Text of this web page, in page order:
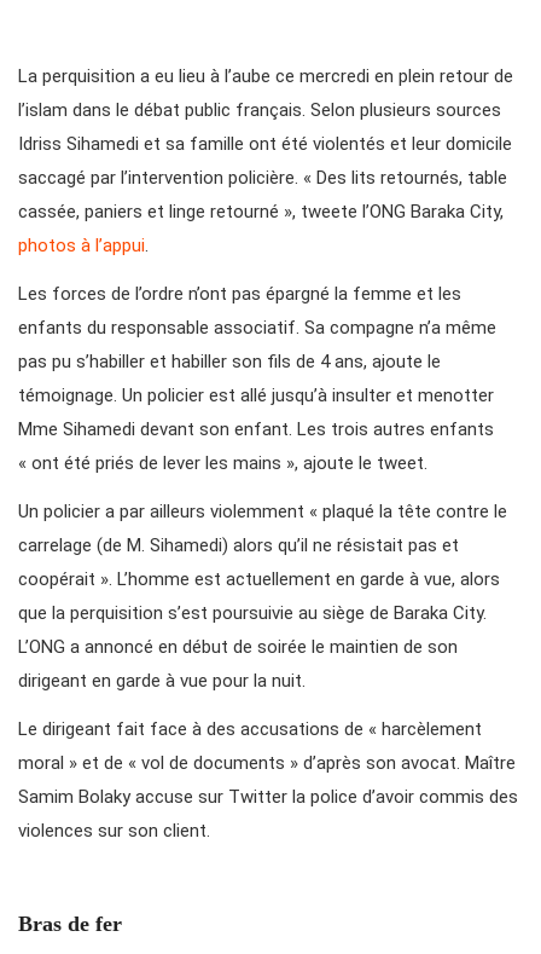
La perquisition a eu lieu à l’aube ce mercredi en plein retour de
l’islam dans le débat public français. Selon plusieurs sources
Idriss Sihamedi et sa famille ont été violentés et leur domicile
saccagé par l’intervention policière. « Des lits retournés, table
cassée, paniers et linge retourné », tweete l’ONG Baraka City,
photos à l’appui.
Les forces de l’ordre n’ont pas épargné la femme et les
enfants du responsable associatif. Sa compagne n’a même
pas pu s’habiller et habiller son fils de 4 ans, ajoute le
témoignage. Un policier est allé jusqu’à insulter et menotter
Mme Sihamedi devant son enfant. Les trois autres enfants
« ont été priés de lever les mains », ajoute le tweet.
Un policier a par ailleurs violemment « plaqué la tête contre le
carrelage (de M. Sihamedi) alors qu’il ne résistait pas et
coopérait ». L’homme est actuellement en garde à vue, alors
que la perquisition s’est poursuivie au siège de Baraka City.
L’ONG a annoncé en début de soirée le maintien de son
dirigeant en garde à vue pour la nuit.
Le dirigeant fait face à des accusations de « harcèlement
moral » et de « vol de documents » d’après son avocat. Maître
Samim Bolaky accuse sur Twitter la police d’avoir commis des
violences sur son client.
Bras de fer